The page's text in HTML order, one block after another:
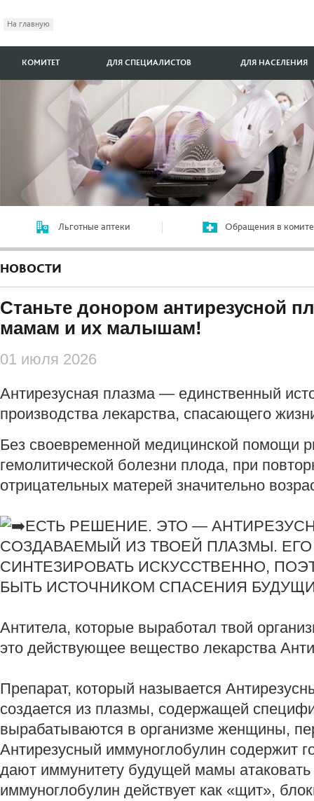
На главную
КОМИТЕТ ДЛЯ СПЕЦИАЛИСТОВ ДЛЯ НАСЕЛЕНИЯ
Льготные аптеки Обращения в
НОВОСТИ
Станьте донором антирезусной
мамам и их малышам!
01 июля 2026
Антирезусная плазма — единственный
производства лекарства, спасающего
Без своевременной медицинской помощи
гемолитической болезни плода, при
отрицательных матерей значительно
ЕСТЬ РЕШЕНИЕ. ЭТО —
СОЗДАВАЕМЫЙ ИЗ ТВОЕЙ ПЛАЗМЫ.
СИНТЕЗИРОВАТЬ ИСКУССТВЕННО,
БЫТЬ ИСТОЧНИКОМ СПАСЕНИЯ
Антитела, которые выработал твой
это действующее вещество лекарства
Препарат, который называется
создается из плазмы, содержащей
вырабатываются в организме женщины,
Антирезусный иммуноглобулин содержит
дают иммунитету будущей мамы
иммуноглобулин действует как «щит»,